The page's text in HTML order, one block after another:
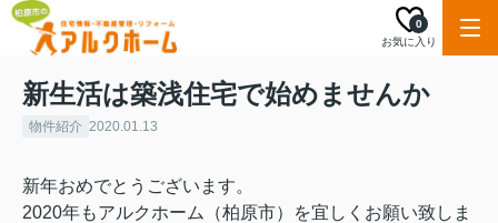
お気に入り
0
新生活は築浅住宅で始めませんか
物件紹介 2020.01.13
新年おめでとうございます。
2020年もアルクホーム（柏原市）を宜しくお願い致しま